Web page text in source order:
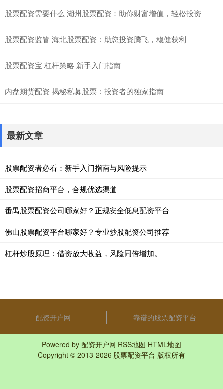
股票配资需要什么 湖州股票配资：助你财富增值，轻松投资
股票配资监管 海北股票配资：助您投资腾飞，稳健获利
股票配资宝 杠杆策略 新手入门指南
内盘期货配资 揭秘私募股票：投资者的独家指南
最新文章
股票配资者必看：新手入门指南与风险提示
股票配资招商平台，合规优选渠道
番禺股票配资公司哪家好？正规安全低息配资平台
佛山股票配资平台哪家好？专业炒股配资公司推荐
杠杆炒股原理：借资放大收益，风险同倍增加。
配资开户网 靠谱的股票配资平台
Powered by 配资开户网 RSS地图 HTML地图
Copyright © 2013-2026 股票配资平台 版权所有